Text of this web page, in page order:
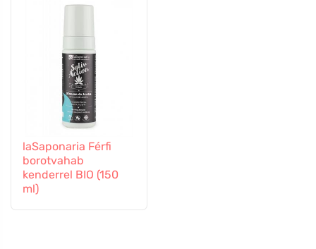
laSaponaria Férfi
borotvahab
kenderrel BIO (150
ml)